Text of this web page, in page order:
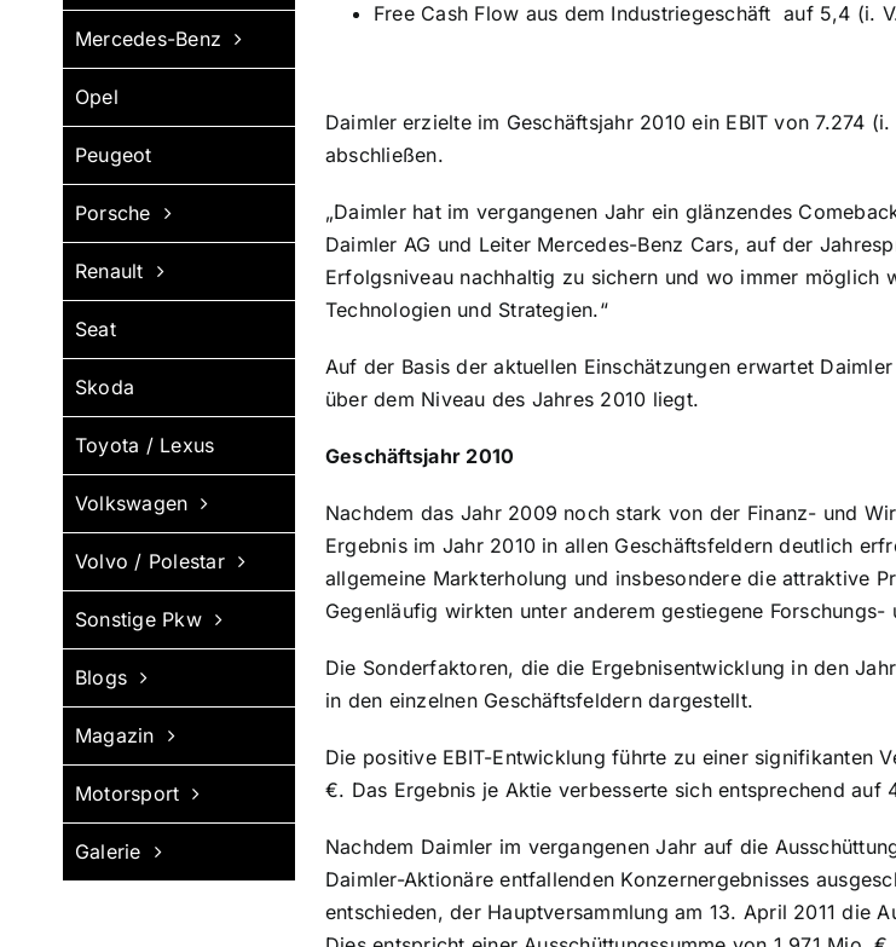
Mercedes-Benz
Opel
Peugeot
Porsche
Renault
Seat
Skoda
Toyota / Lexus
Volkswagen
Volvo / Polestar
Sonstige Pkw
Blogs
Magazin
Motorsport
Galerie
Free Cash Flow aus dem Industriegeschäft auf 5,4 (i.
Daimler erzielte im Geschäftsjahr 2010 ein EBIT von 7.274
abschließen.
„Daimler hat im vergangenen Jahr ein glänzendes
Daimler AG und Leiter Mercedes-Benz Cars, auf der
Erfolgsniveau nachhaltig zu sichern und wo immer
Technologien und Strategien.“
Auf der Basis der aktuellen Einschätzungen erwartet
über dem Niveau des Jahres 2010 liegt.
Geschäftsjahr 2010
Nachdem das Jahr 2009 noch stark von der Finanz- und
Ergebnis im Jahr 2010 in allen Geschäftsfeldern deutlich
allgemeine Markterholung und insbesondere die attraktive
Gegenläufig wirkten unter anderem gestiegene
Die Sonderfaktoren, die die Ergebnisentwicklung in den
in den einzelnen Geschäftsfeldern dargestellt.
Die positive EBIT-Entwicklung führte zu einer signifikanten
€. Das Ergebnis je Aktie verbesserte sich entsprechend auf
Nachdem Daimler im vergangenen Jahr auf die
Daimler-Aktionäre entfallenden Konzernergebnisses
entschieden, der Hauptversammlung am 13. April 2011 die